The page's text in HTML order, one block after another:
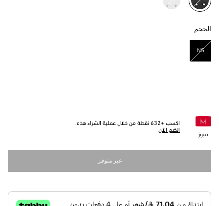
مختار
الحجم
NS
مختار
ميوز
اكسب +632 نقطة من خلال عملية الشراء هذه.
انضم الآن
غير متوفر